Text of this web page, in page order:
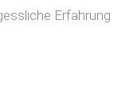
Erfahrung